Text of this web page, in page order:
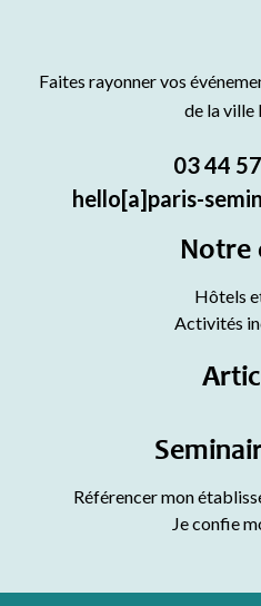
Faites rayonner vos
de la ville
03 44
hello[a]paris-
Notre
Hôtels
Activités
Référencer mon
Je confie